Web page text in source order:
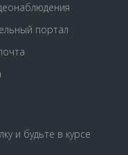
портал
и будьте в курсе